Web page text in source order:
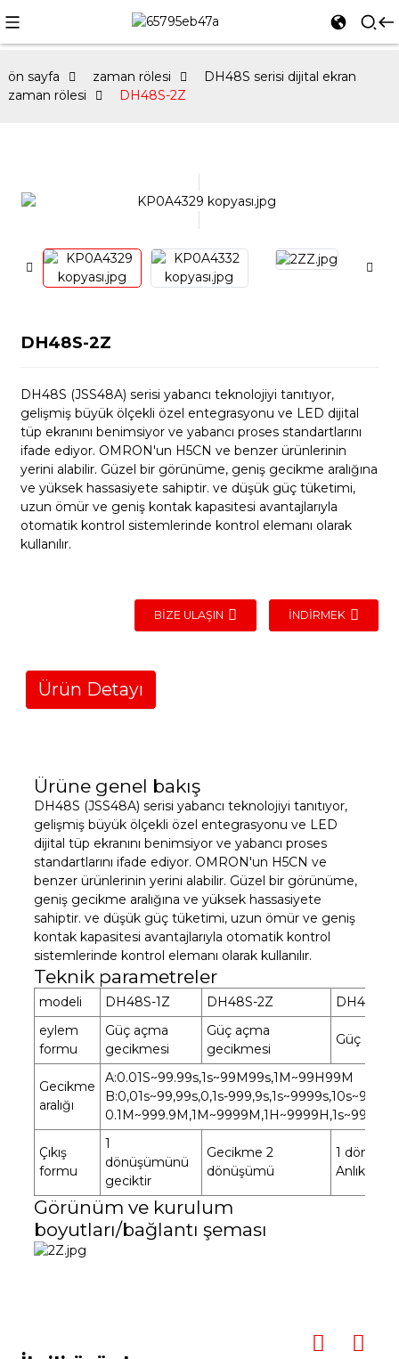
ön sayfa zaman rölesi
DH48S serisi dijital ekran
zaman rölesi
DH48S-2Z
DH48S-2Z
DH48S (JSS48A) serisi yabancı teknolojiyi tanıtıyor,
gelişmiş büyük ölçekli özel entegrasyonu ve LED dijital
tüp ekranını benimsiyor ve yabancı proses standartlarını
ifade ediyor. OMRON'un H5CN ve benzer ürünlerinin
yerini alabilir. Güzel bir görünüme, geniş gecikme aralığına
ve yüksek hassasiyete sahiptir. ve düşük güç tüketimi,
uzun ömür ve geniş kontak kapasitesi avantajlarıyla
otomatik kontrol sistemlerinde kontrol elemanı olarak
kullanılır.
BIZE ULAŞIN İNDIRMEK
Ürün Detayı
Ürüne genel bakış
DH48S (JSS48A) serisi yabancı teknolojiyi tanıtıyor,
gelişmiş büyük ölçekli özel entegrasyonu ve LED
dijital tüp ekranını benimsiyor ve yabancı proses
standartlarını ifade ediyor. OMRON'un H5CN ve
benzer ürünlerinin yerini alabilir. Güzel bir görünüme,
geniş gecikme aralığına ve yüksek hassasiyete
sahiptir. ve düşük güç tüketimi, uzun ömür ve geniş
kontak kapasitesi avantajlarıyla otomatik kontrol
sistemlerinde kontrol elemanı olarak kullanılır.
Teknik parametreler
modeli DH48S-1Z DH48S-2Z
DH48S-
eylem
formu
Güç açma
gecikmesi
Güç açma
gecikmesi
Güç
Gecikme
aralığı
A:0.01S~99.99s,1s~99M99s,1M~99H99M
B:0,01s~99,99s,0,1s-
Çıkış
formu
1
dönüşümünü
geciktir
Gecikme 2
dönüşümü
1
Anlık 1
Görünüm ve kurulum
boyutları/bağlantı şeması